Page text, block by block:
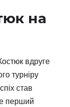
на
вдруге
турніру
став
перший